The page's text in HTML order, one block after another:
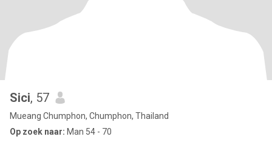
Sici, 57
Mueang Chumphon, Chumphon, Thailand
Op zoek naar: Man 54 - 70